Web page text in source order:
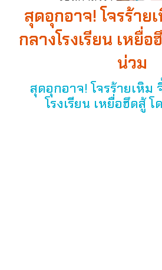
สุดอุกอาจ! โจรร้าย
กลางโรงเรียน เหยื่
น่วม
สุดอุกอาจ! โจรร้ายเหิม
โรงเรียน เหยื่อฮึดสู้